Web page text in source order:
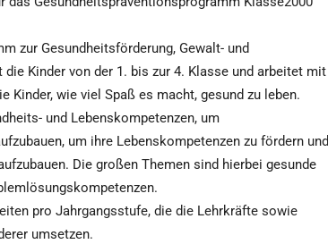
zur Gesundheitsförderung, Gewalt- und
Kinder von der 1. bis zur 4. Klasse und arbeitet mit
wie viel Spaß es macht, gesund zu leben.
und Lebenskompetenzen, um
um ihre Lebenskompetenzen zu fördern und
Die großen Themen sind hierbei gesunde
pro Jahrgangsstufe, die die Lehrkräfte sowie
umsetzen.